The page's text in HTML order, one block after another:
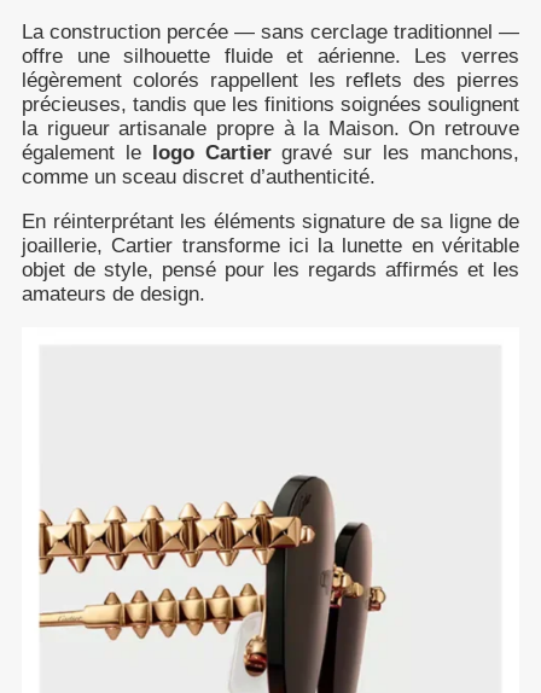
La construction percée — sans cerclage traditionnel —
offre une silhouette fluide et aérienne. Les verres
légèrement colorés rappellent les reflets des pierres
précieuses, tandis que les finitions soignées soulignent
la rigueur artisanale propre à la Maison. On retrouve
également le logo Cartiergravé sur les manchons,
comme un sceau discret d’authenticité.
En réinterprétant les éléments signature de sa ligne de
joaillerie, Cartier transforme ici la lunette en véritable
objet de style, pensé pour les regards affirmés et les
amateurs de design.